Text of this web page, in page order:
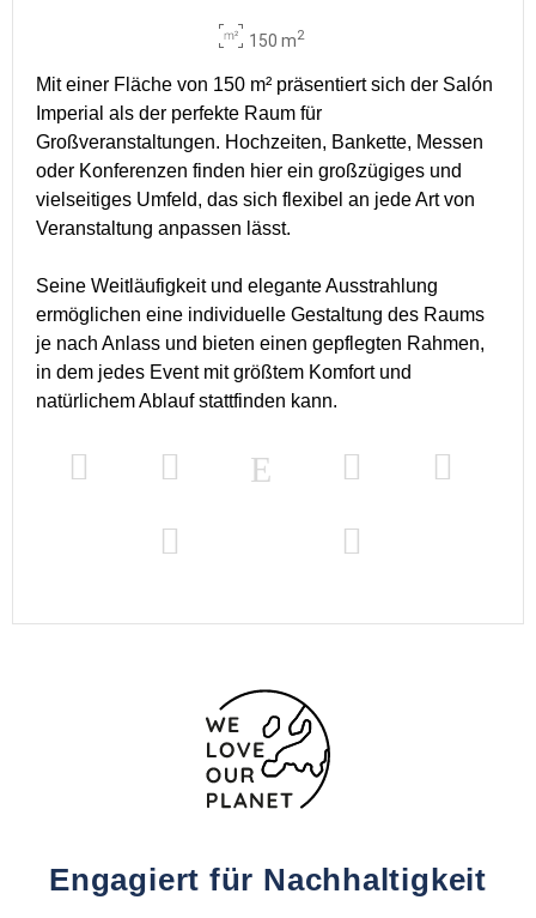
150 m2
Mit einer Fläche von 150 m² präsentiert sich der Salón
Imperial als der perfekte Raum für
Großveranstaltungen. Hochzeiten, Bankette, Messen
oder Konferenzen finden hier ein großzügiges und
vielseitiges Umfeld, das sich flexibel an jede Art von
Veranstaltung anpassen lässt.
Seine Weitläufigkeit und elegante Ausstrahlung
ermöglichen eine individuelle Gestaltung des Raums
je nach Anlass und bieten einen gepflegten Rahmen,
in dem jedes Event mit größtem Komfort und
natürlichem Ablauf stattfinden kann.
Engagiert für Nachhaltigkeit